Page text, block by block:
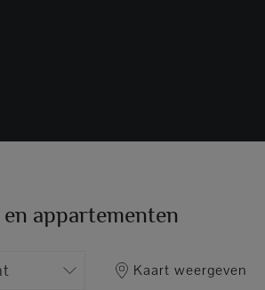
appartementen
Kaart weergeven